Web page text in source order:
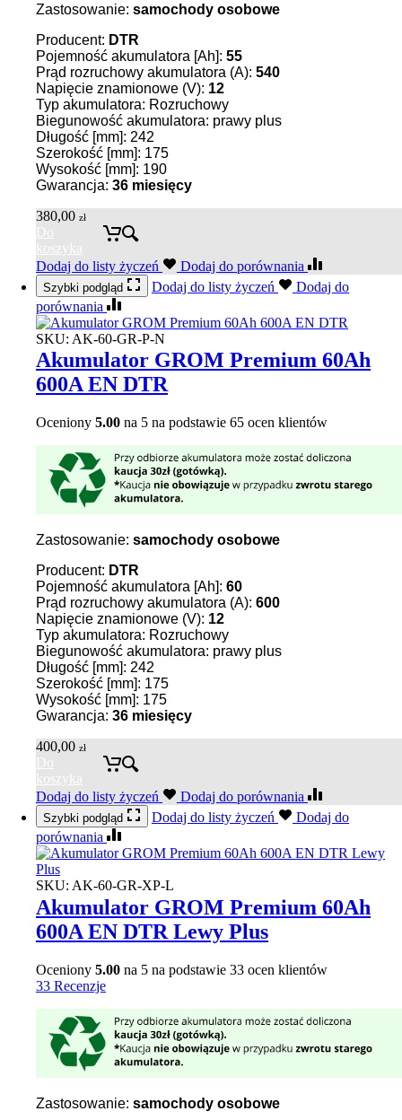
Zastosowanie: samochody osobowe
Producent: DTR
Pojemność akumulatora [Ah]: 55
Prąd rozruchowy akumulatora (A): 540
Napięcie znamionowe (V): 12
Typ akumulatora: Rozruchowy
Biegunowość akumulatora: prawy plus
Długość [mm]: 242
Szerokość [mm]: 175
Wysokość [mm]: 190
Gwarancja: 36 miesięcy
380,00 zł
Do
koszyka
Dodaj do listy życzeń
Dodaj do porównania
Szybki podgląd Dodaj do listy życzeń
Dodaj do
porównania
SKU: AK-60-GR-P-N
Akumulator GROM Premium 60Ah
600A EN DTR
Oceniony 5.00 na 5 na podstawie 65 ocen klientów
Zastosowanie: samochody osobowe
Producent: DTR
Pojemność akumulatora [Ah]: 60
Prąd rozruchowy akumulatora (A): 600
Napięcie znamionowe (V): 12
Typ akumulatora: Rozruchowy
Biegunowość akumulatora: prawy plus
Długość [mm]: 242
Szerokość [mm]: 175
Wysokość [mm]: 175
Gwarancja: 36 miesięcy
400,00 zł
Do
koszyka
Dodaj do listy życzeń
Dodaj do porównania
Szybki podgląd Dodaj do listy życzeń
Dodaj do
porównania
SKU: AK-60-GR-XP-L
Akumulator GROM Premium 60Ah
600A EN DTR Lewy Plus
Oceniony 5.00 na 5 na podstawie 33 ocen klientów
33 Recenzje
Zastosowanie: samochody osobowe